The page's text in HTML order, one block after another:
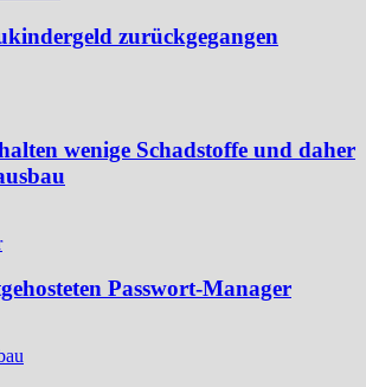
zurückgegangen
wenige Schadstoffe und daher
Passwort-Manager